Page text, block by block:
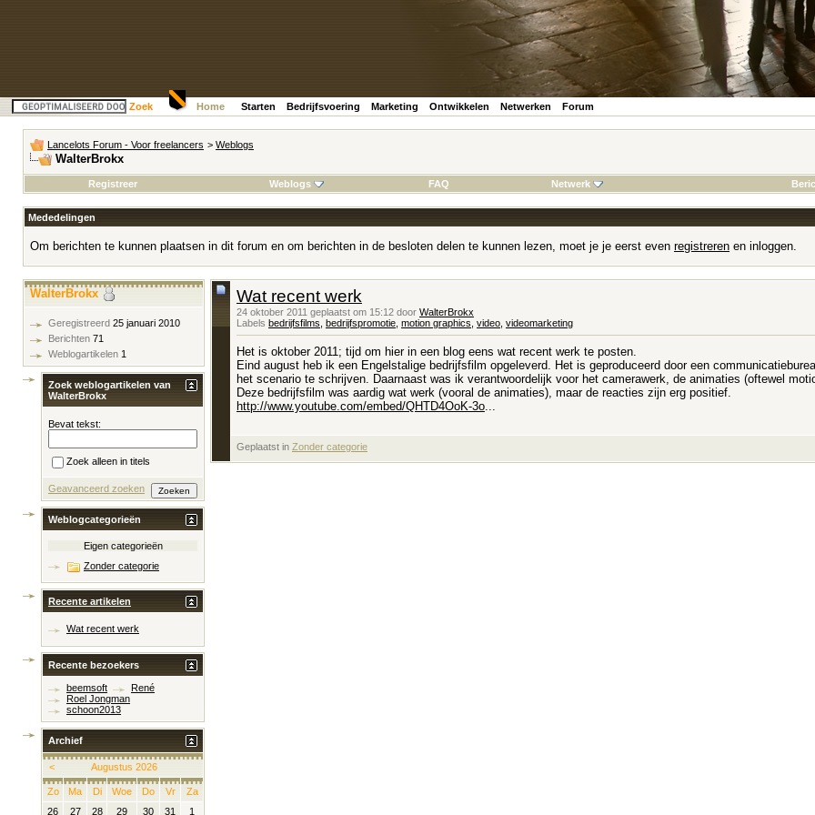
Zoek Home Starten Bedrijfsvoering Marketing Ontwikkelen Netwerken Forum
Lancelots Forum - Voor freelancers > Weblogs
WalterBrokx
Registreer
Weblogs FAQ Netwerk
Mededelingen
Om berichten te kunnen plaatsen in dit forum en om berichten in de besloten delen te kunnen lezen, moet je je eerst even registreren en inloggen.
Wat recent werk
24 oktober 2011 geplaatst om 15:12 door WalterBrokx
Labels bedrijfsfilms bedrijfspromotie motion graphics video videomarketing
Het is oktober 2011; tijd om hier in een blog eens wat recent werk te posten.
Eind august heb ik een Engelstalige bedrijfsfilm opgeleverd. Het is geproduceerd door een
het scenario te schrijven. Daarnaast was ik verantwoordelijk voor het camerawerk, de animaties (oftewel
Deze bedrijfsfilm was aardig wat werk (vooral de animaties), maar de reacties zijn erg positief.
http://www.youtube.com/embed/QHTD4OoK-3o
Geplaatst in Zonder categorie
WalterBrokx
Geregistreerd 25 januari 2010
Berichten 71
Weblogartikelen 1
Zoek weblogartikelen van
WalterBrokx
Bevat tekst:
Zoek alleen in titels
Geavanceerd zoeken
Weblogcategorieën
Eigen categorieën
Zonder categorie
Recente artikelen
Wat recent werk
Recente bezoekers
beemsoft
René
Roel Jongman
schoon2013
Archief
< Augustus 2026
Zo Ma Di Woe Do Vr
Za
26
27 28 29 30 31 1